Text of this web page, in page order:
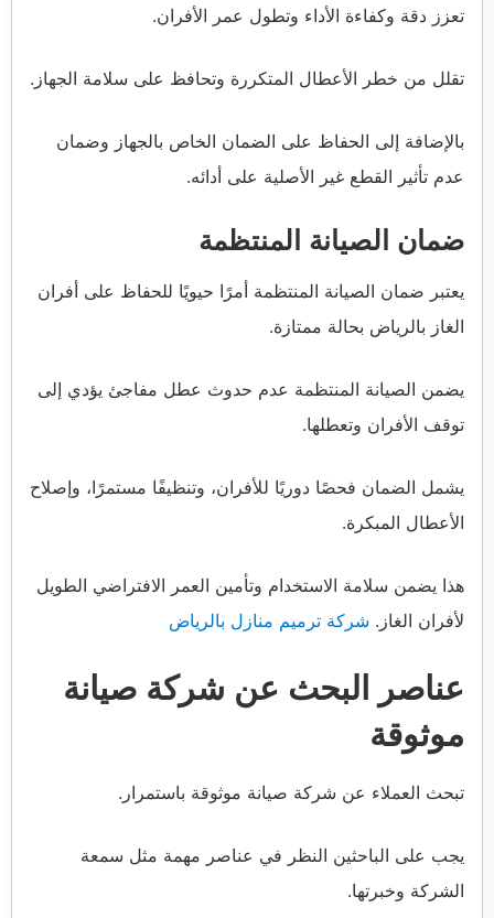
تعزز دقة وكفاءة الأداء وتطول عمر الأفران.
تقلل من خطر الأعطال المتكررة وتحافظ على سلامة الجهاز.
بالإضافة إلى الحفاظ على الضمان الخاص بالجهاز وضمان
عدم تأثير القطع غير الأصلية على أدائه.
ضمان الصيانة المنتظمة
يعتبر ضمان الصيانة المنتظمة أمرًا حيويًا للحفاظ على أفران
الغاز بالرياض بحالة ممتازة.
يضمن الصيانة المنتظمة عدم حدوث عطل مفاجئ يؤدي إلى
توقف الأفران وتعطلها.
يشمل الضمان فحصًا دوريًا للأفران، وتنظيفًا مستمرًا، وإصلاح
الأعطال المبكرة.
هذا يضمن سلامة الاستخدام وتأمين العمر الافتراضي الطويل
لأفران الغاز. شركة ترميم منازل بالرياض
عناصر البحث عن شركة صيانة
موثوقة
تبحث العملاء عن شركة صيانة موثوقة باستمرار.
يجب على الباحثين النظر في عناصر مهمة مثل سمعة
الشركة وخبرتها.